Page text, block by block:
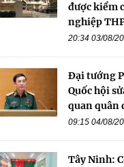
được kiểm
nghiệp
20:34 03/08/
Đại tướng
Quốc hội
quan quân
09:15 04/08/
Tây Ninh: